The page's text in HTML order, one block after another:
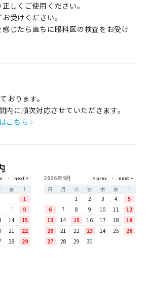
しくご使用ください。
受けください。
じたら直ちに眼科医の検査をお受け
おります。
内に順次対応させていただきます。
こちら
金
土
1
7
8
14
15
21
22
28
29
2026年9月
日
月 火 水 木 金
土
1
2 3 4
5
6
7 8 9 10 11
12
13
14 15 16 17 18
19
20
21 22 23 24 25
26
27
28 29 30